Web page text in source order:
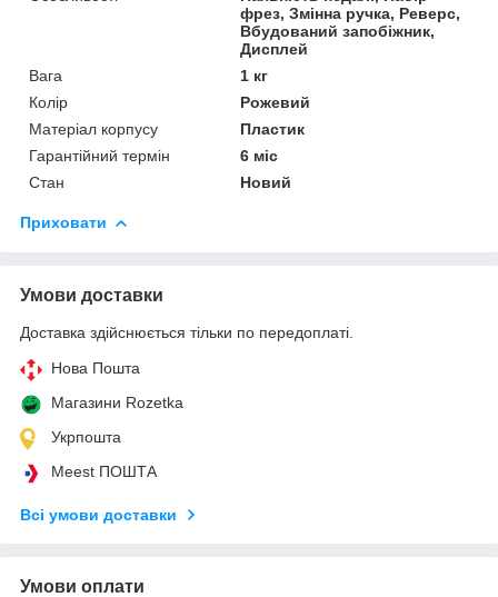
фрез, Змінна ручка, Реверс,
Вбудований запобіжник,
Дисплей
Вага
1 кг
Колір
Рожевий
Матеріал корпусу
Пластик
Гарантійний термін
6 міс
Стан
Новий
Приховати
Умови доставки
Доставка здійснюється тільки по передоплаті.
Нова Пошта
Магазини Rozetka
Укрпошта
Meest ПОШТА
Всі умови доставки
Умови оплати